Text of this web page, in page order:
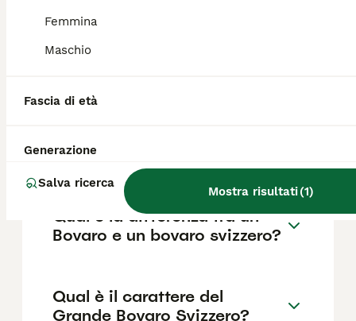
Femmina
Maschio
Fascia di età
Generazione
Salva ricerca
Mostra risultati(1)
FAQ
Grande Bovaro Svizzero?
Svizzero parte da 1.000 euro, con variazioni a
seconda dell'allevamento e del pedigree.
Qual è la differenza tra un
Bovaro e un bovaro svizzero?
Qual è il carattere del
Grande Bovaro Svizzero?